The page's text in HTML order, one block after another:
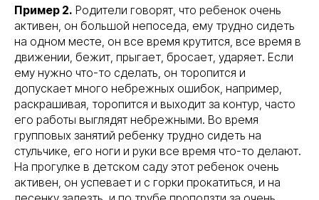
Пример 2. Родители говорят, что ребенок очень
активен, он большой непоседа, ему трудно сидеть
на одном месте, он все время крутится, все время в
движении, бежит, прыгает, бросает, ударяет. Если
ему нужно что-то сделать, он торопится и
допускает много небрежных ошибок, например,
раскрашивая, торопится и выходит за контур, часто
его работы выглядят небрежными. Во время
групповых занятий ребенку трудно сидеть на
стульчике, его ноги и руки все время что-то делают.
На прогулке в детском саду этот ребенок очень
активен, он успевает и с горки прокатиться, и на